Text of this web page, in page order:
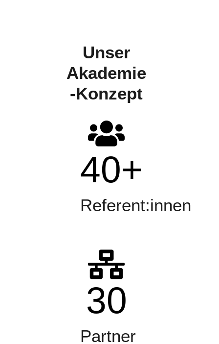
Unser
Akademie
-Konzept
40+
Referent:innen
30
Partner